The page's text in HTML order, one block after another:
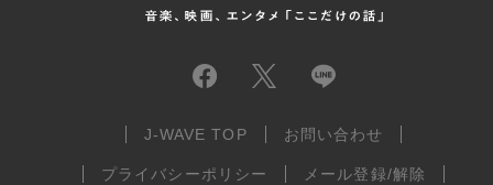
J-WAVE TOP お問い合わせ
プライバシーポリシー メール登録/解除